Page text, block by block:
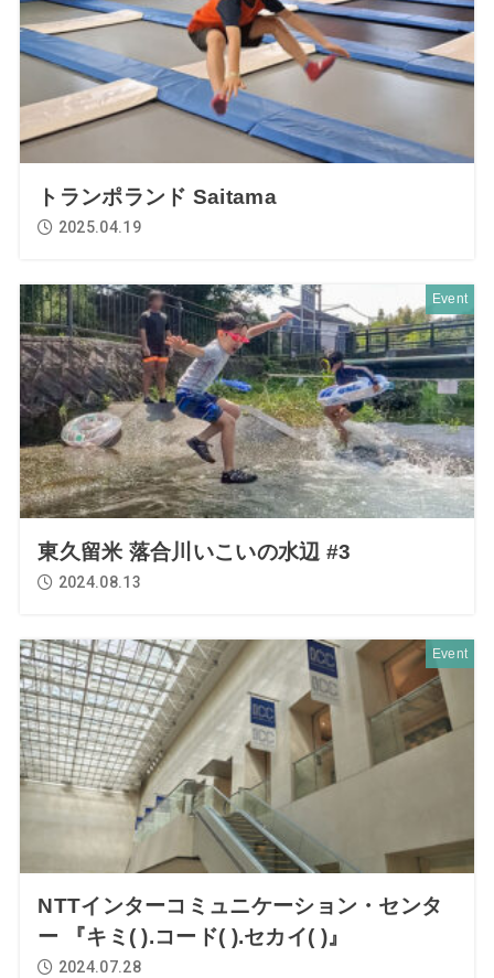
トランポランド Saitama
2025.04.19
Event
東久留米 落合川いこいの水辺 #3
2024.08.13
Event
NTTインターコミュニケーション・センタ
ー 『キミ( ).コード( ).セカイ( )』
2024.07.28